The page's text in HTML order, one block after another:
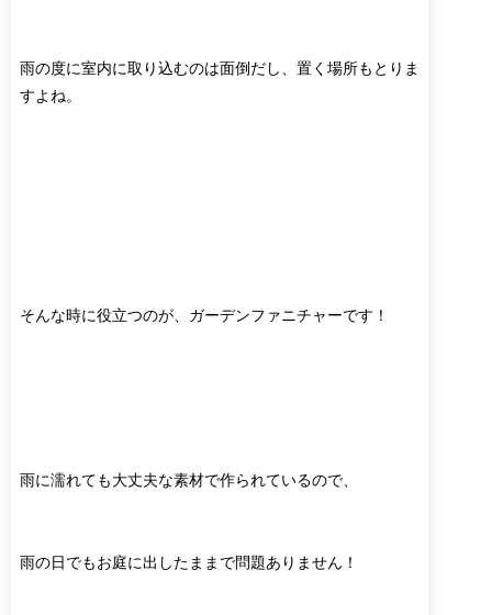
雨の度に室内に取り込むのは面倒だし、置く場所もとりま
すよね。
そんな時に役立つのが、ガーデンファニチャーです！
雨に濡れても大丈夫な素材で作られているので、
雨の日でもお庭に出したままで問題ありません！